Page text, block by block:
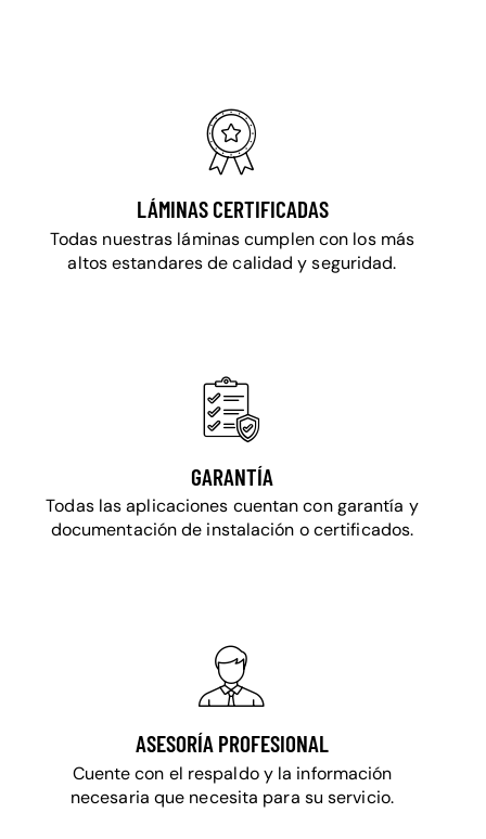
LÁMINAS CERTIFICADAS
Todas nuestras láminas cumplen con los más
altos estandares de calidad y seguridad.
GARANTÍA
Todas las aplicaciones cuentan con garantía y
documentación de instalación o certificados.
ASESORÍA PROFESIONAL
Cuente con el respaldo y la información
necesaria que necesita para su servicio.